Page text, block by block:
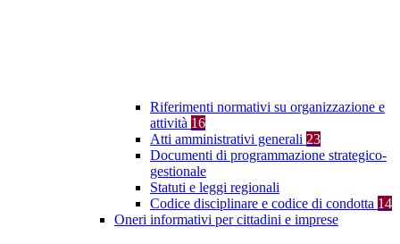
Riferimenti normativi su organizzazione e
attività 16
Atti amministrativi generali 23
Documenti di programmazione strategico-
gestionale
Statuti e leggi regionali
Codice disciplinare e codice di condotta 14
Oneri informativi per cittadini e imprese